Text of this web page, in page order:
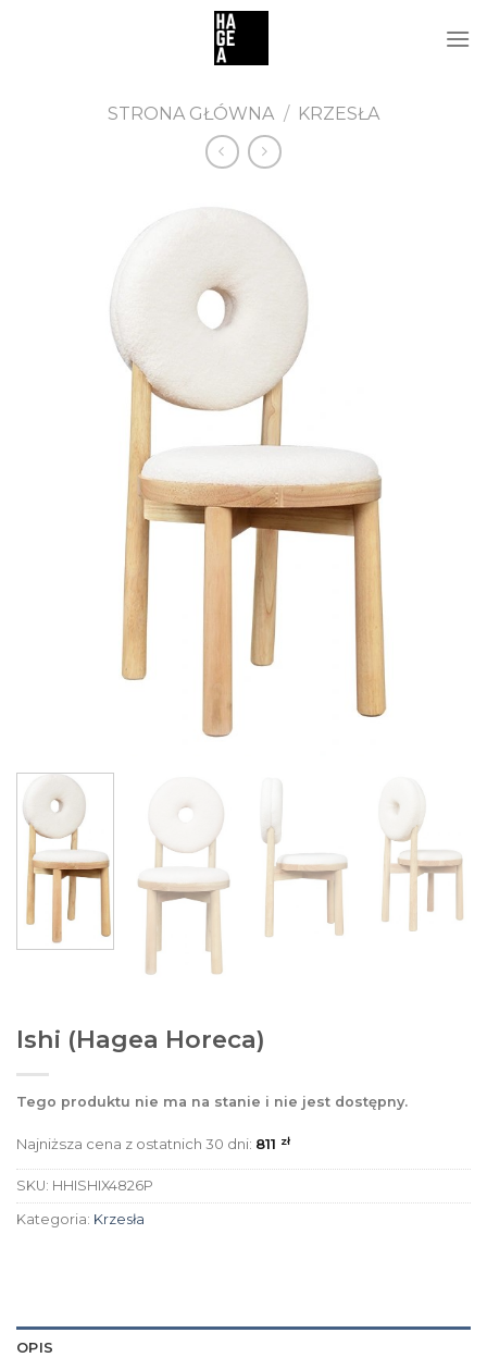
STRONA GŁÓWNA / KRZESŁA
Ishi (Hagea Horeca)
Tego produktu nie ma na stanie i nie jest dostępny.
Najniższa cena z ostatnich 30 dni: 811 zł
SKU: HHISHIX4826P
Kategoria: Krzesła
OPIS